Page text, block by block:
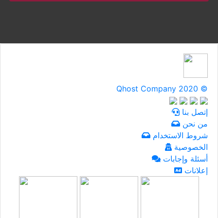
Qhost Company 2020 ©
إتصل بنا
من نحن
شروط الاستخدام
الخصوصية
أسئلة وإجابات
إعلانات